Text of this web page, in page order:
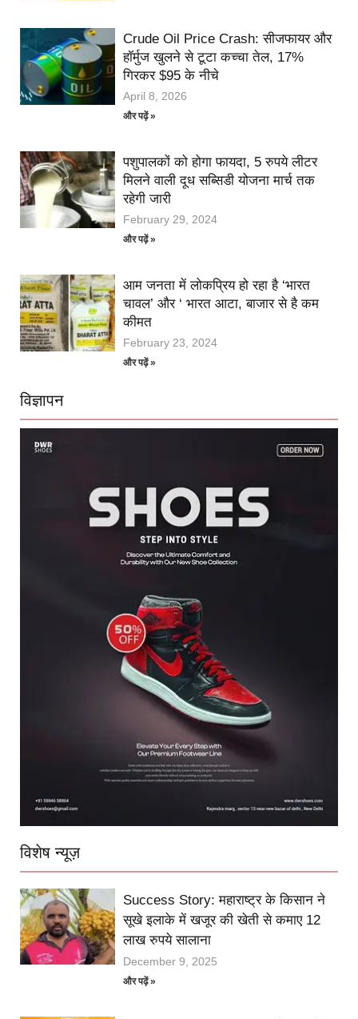
Crude Oil Price Crash: सीजफायर और
हॉर्मुज खुलने से टूटा कच्चा तेल, 17%
गिरकर $95 के नीचे
April 8, 2026
और पढ़ें »
पशुपालकों को होगा फायदा, 5 रुपये लीटर
मिलने वाली दूध सब्सिडी योजना मार्च तक
रहेगी जारी
February 29, 2024
और पढ़ें »
आम जनता में लोकप्रिय हो रहा है ‘भारत
चावल’ और ‘ भारत आटा, बाजार से है कम
कीमत
February 23, 2024
और पढ़ें »
विज्ञापन
विशेष न्यूज़
Success Story: महाराष्ट्र के किसान ने
सूखे इलाके में खजूर की खेती से कमाए 12
लाख रुपये सालाना
December 9, 2025
और पढ़ें »